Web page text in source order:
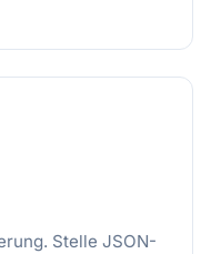
Stelle JSON-